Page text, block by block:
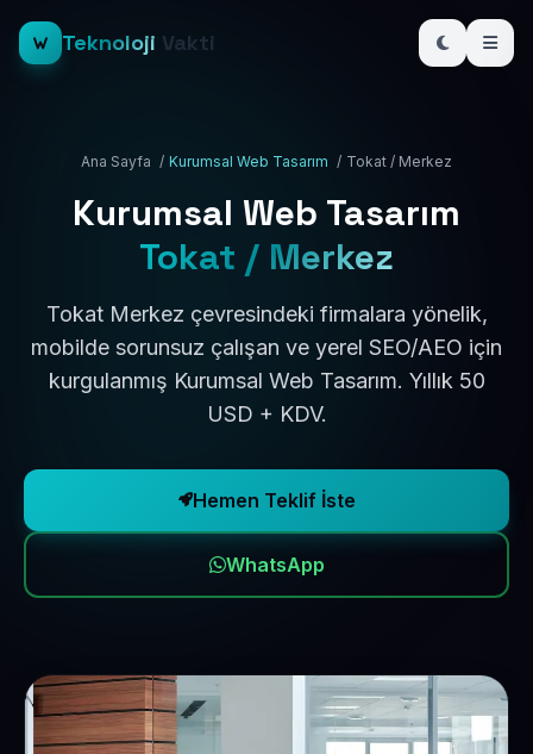
Teknoloji Vakti
Ana Sayfa / Kurumsal Web Tasarım / Tokat / Merkez
Kurumsal Web Tasarım
Tokat / Merkez
Tokat Merkez çevresindeki firmalara yönelik,
mobilde sorunsuz çalışan ve yerel SEO/AEO için
kurgulanmış Kurumsal Web Tasarım. Yıllık 50
USD + KDV.
Hemen Teklif İste
WhatsApp